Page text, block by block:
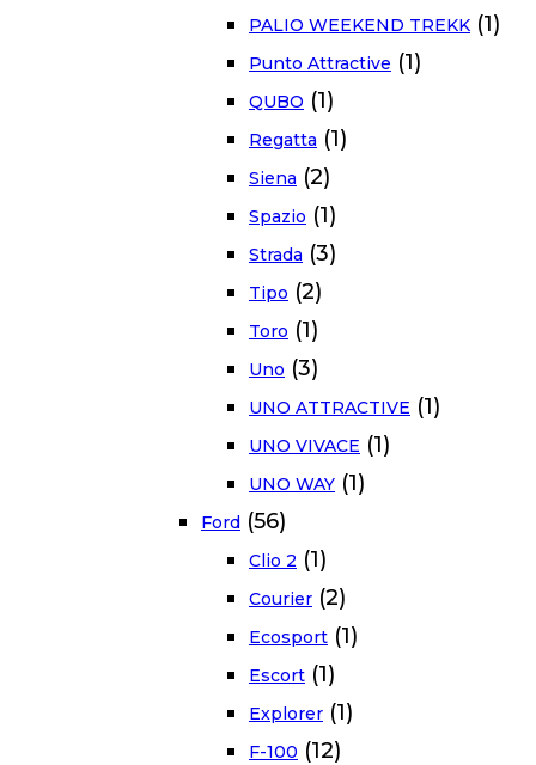
PALIO WEEKEND TREKK (1)
Punto Attractive (1)
QUBO (1)
Regatta (1)
Siena (2)
Spazio (1)
Strada (3)
Tipo (2)
Toro (1)
Uno (3)
UNO ATTRACTIVE (1)
UNO VIVACE (1)
UNO WAY (1)
Ford (56)
Clio 2 (1)
Courier (2)
Ecosport (1)
Escort (1)
Explorer (1)
F-100 (12)